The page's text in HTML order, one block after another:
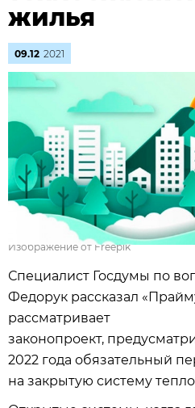
жилья
09.12 2021
Изображение от Freepik
Специалист Госдумы по
Федорук рассказал
рассматривает
законопроект,
2022 года обязательный
на закрытую систему